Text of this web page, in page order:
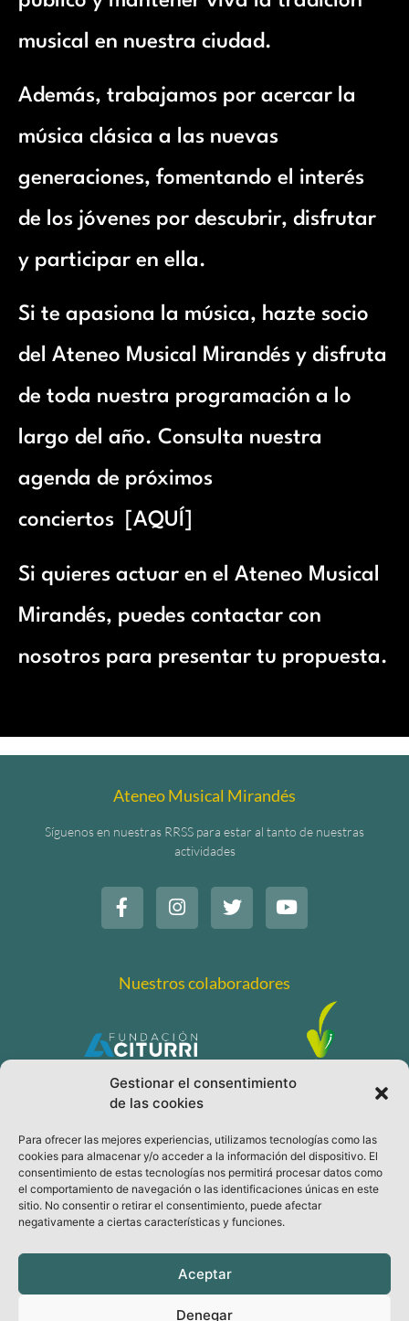
Gestionar el consentimiento
de las cookies
Para ofrecer las mejores experiencias, utilizamos tecnologías como las
cookies para almacenar y/o acceder a la información del dispositivo. El
consentimiento de estas tecnologías nos permitirá procesar datos como
el comportamiento de navegación o las identificaciones únicas en este
sitio. No consentir o retirar el consentimiento, puede afectar
negativamente a ciertas características y funciones.
Aceptar
Denegar
musical en nuestra ciudad.
Además, trabajamos por acercar la
música clásica a las nuevas
generaciones, fomentando el interés
de los jóvenes por descubrir, disfrutar
y participar en ella.
Si te apasiona la música, hazte socio
del Ateneo Musical Mirandés y disfruta
de toda nuestra programación a lo
largo del año. Consulta nuestra
agenda de próximos
conciertos
AQUÍ
Si quieres actuar en el Ateneo Musical
Mirandés, puedes contactar con
nosotros para presentar tu propuesta.
Ateneo Musical Mirandés
Síguenos en nuestras RRSS para estar al tanto de nuestras
actividades
Nuestros colaboradores
Legal
Política de Privacidad